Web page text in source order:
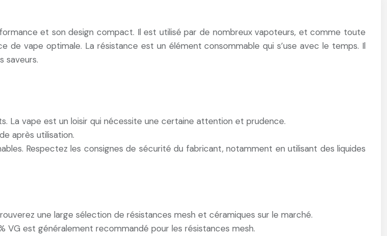
et son design compact. Il est utilisé par de nombreux vapoteurs, et comme toute
de vape optimale. La résistance est un élément consommable qui s’use avec le temps. Il
saveurs.
La vape est un loisir qui nécessite une certaine attention et prudence.
après utilisation.
Respectez les consignes de sécurité du fabricant, notamment en utilisant des liquides
une large sélection de résistances mesh et céramiques sur le marché.
VG est généralement recommandé pour les résistances mesh.